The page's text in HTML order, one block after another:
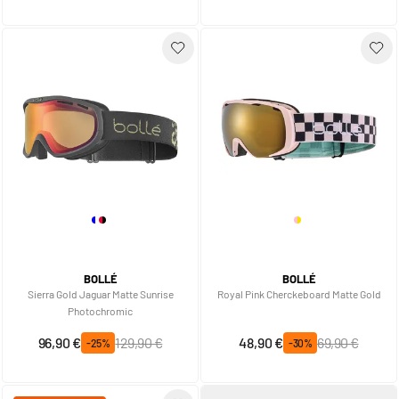
BOLLÉ
Sierra Gold Jaguar Matte Sunrise
Photochromic
Prix spécial
96,90 € -25%
Prix normal
129,90 €
BOLLÉ
Royal Pink Cherckeboard Matte Gold
Prix spécial
48,90 € -30%
Prix normal
69,90 €